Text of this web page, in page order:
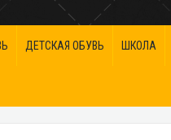
ДЕТСКАЯ ОБУВЬ ШКОЛА